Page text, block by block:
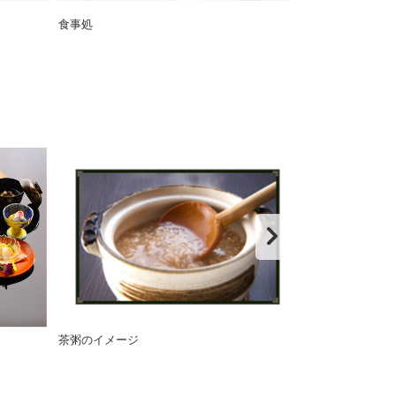
食事処
茶粥のイメージ